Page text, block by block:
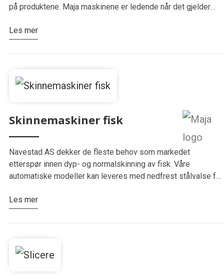
på produktene. Maja maskinene er ledende når det gjelder
fører et bredt utvalg av modeller, fra…
Les mer
Skinnemaskiner fisk
Navestad AS dekker de fleste behov som markedet
etterspør innen dyp- og normalskinning av fisk. Våre
automatiske modeller kan leveres med nedfrest stålvalse for
kuttekontroll som gir høyere utbytte ved…
Les mer